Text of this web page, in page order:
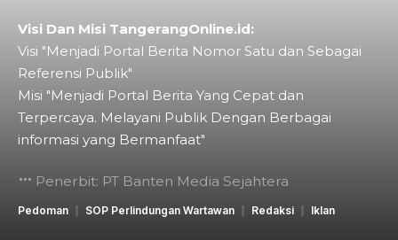
Visi Dan Misi TangerangOnline.id:
Visi "Menjadi Portal Berita Nomor Satu dan Sebagai
Referensi Publik"
Misi "Menjadi Portal Berita Yang Cepat dan
Terpercaya. Melayani Publik Dengan Berbagai
informasi yang Bermanfaat"
Penerbit: PT Banten Media Sejahtera
Pedoman SOP Perlindungan Wartawan Redaksi Iklan